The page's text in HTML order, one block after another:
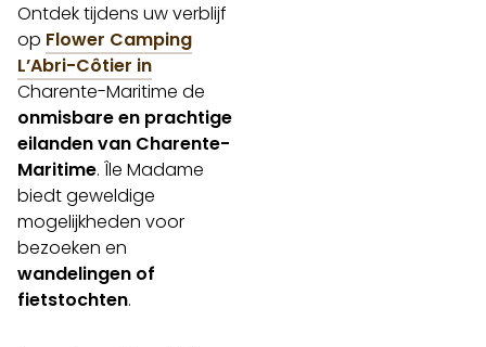
Ontdek tijdens uw verblijf
op Flower Camping
L’Abri-Côtier in
Charente-Maritime de
onmisbare en prachtige
eilanden van Charente-
Maritime. Île Madame
biedt geweldige
mogelijkheden voor
bezoeken en
wandelingen of
fietstochten.